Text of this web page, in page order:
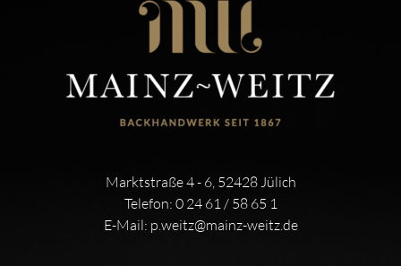
Marktstraße 4 - 6, 52428 Jülich
Telefon: 0 24 61 / 58 65 1
E-Mail: p.weitz@mainz-weitz.de